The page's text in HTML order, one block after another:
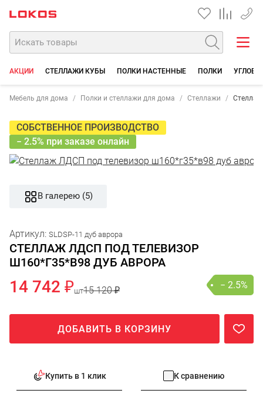
+7
АКЦИИ СТЕЛЛАЖИ КУБЫ ПОЛКИ НАСТЕННЫЕ ПОЛКИ
Мебель для дома Полки и стеллажи для дома Стеллажи
СОБСТВЕННОЕ ПРОИЗВОДСТВО
− 2.5% при заказе онлайн
В галерею (5)
Артикул: SLDSP-11 дуб аврора
СТЕЛЛАЖ ЛДСП ПОД ТЕЛЕВИЗОР
Ш160*Г35*В98 ДУБ АВРОРА
14 742 ₽шт15 120 ₽ − 2.5%
ДОБАВИТЬ В КОРЗИНУ
Купить в 1 клик К сравнению